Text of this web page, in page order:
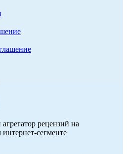
рецензий на
сегменте